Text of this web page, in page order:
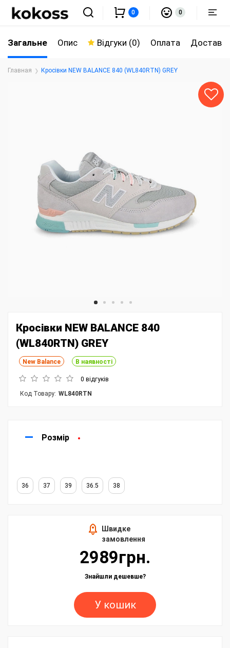
0 0
Главная Кросівки NEW BALANCE 840 (WL840RTN) GREY
Загальне Опис Відгуки (0) Оплата
Кросівки NEW BALANCE 840
(WL840RTN) GREY
New Balance В наявності
0 відгуків
Код Товару: WL840RTN
Розмір
36 37 39 36.5 38
Швидке
замовлення
2989грн.
Знайшли дешевше?
У кошик